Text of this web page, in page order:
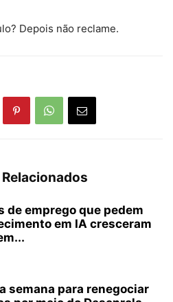
Depois não reclame.
de emprego que pedem
em IA cresceram
semana para renegociar